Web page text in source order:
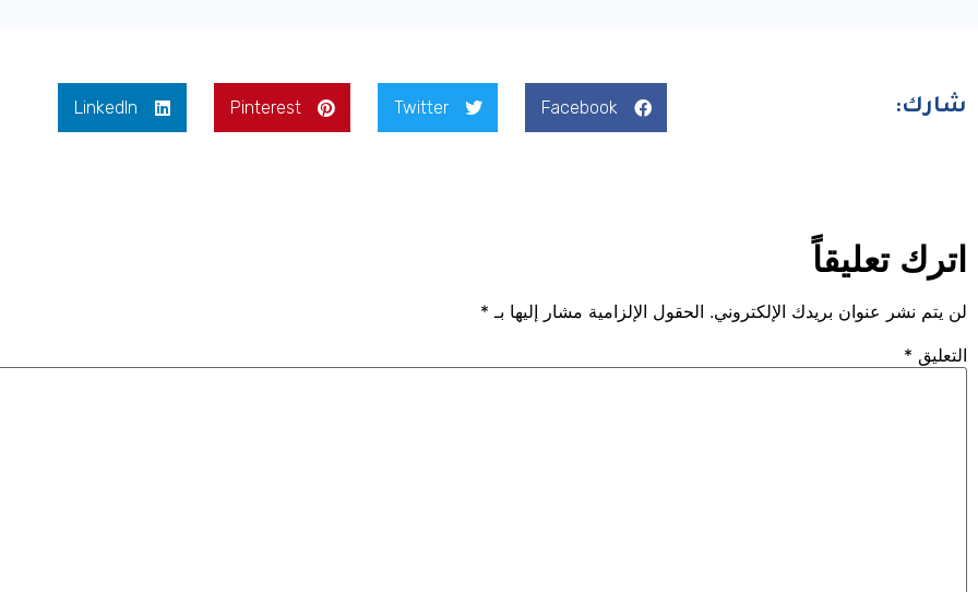
شارك: Facebook
Twitter
Pinterest
LinkedIn
اترك تعليقاً
لن يتم نشر عنوان بريدك الإلكتروني. الحقول الإلزامية مشار إليها بـ *
التعليق *